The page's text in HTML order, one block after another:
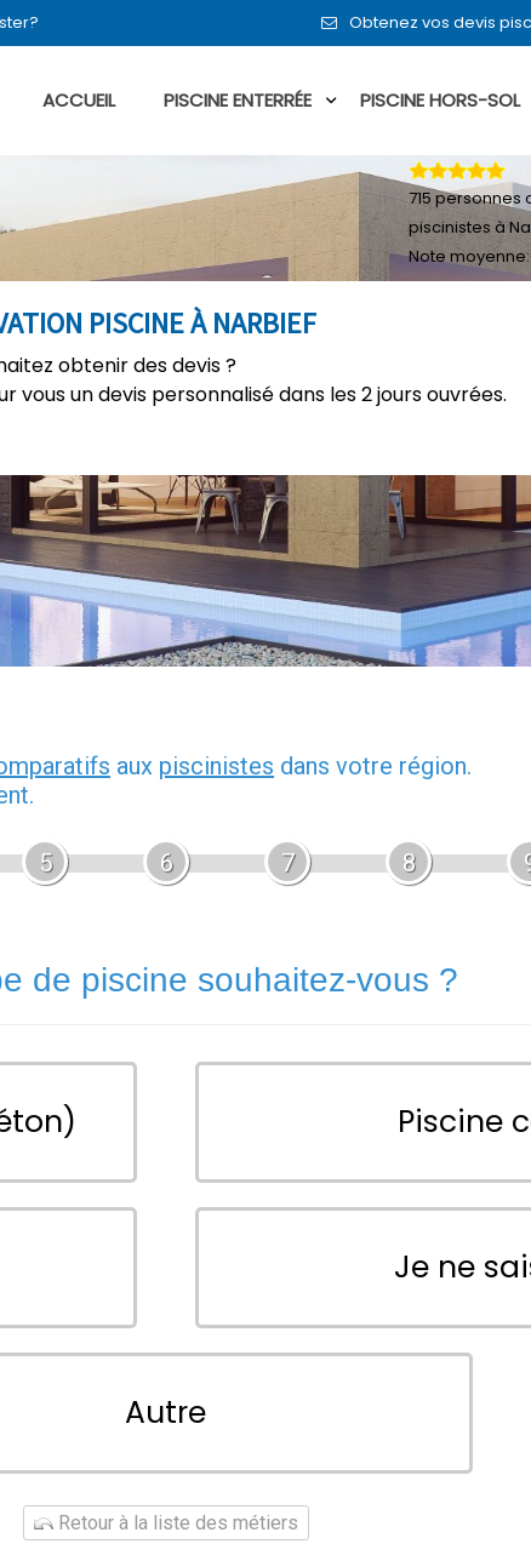
Obtenez vos devis
ACCUEIL PISCINE ENTERRÉE PISCINE HORS-SOL
PISCINE À NARBIEF
obtenir des devis ?
vous un devis personnalisé dans les 2 jours ouvrées.
715personnes
piscinistes à
Note moyenne:
aux piscinistes dans votre région.
5 6 7 8
de piscine souhaitez-vous ?
Piscine
Je ne
Autre
Retour à la liste des métiers